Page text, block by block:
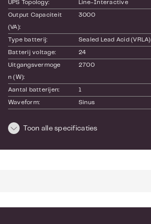
UPS Topology: Line-Interactive
Output Capaciteit
(VA):
3000
Type batterij: Sealed Lead Acid (VRLA)
Batterij voltage: 24
Uitgangsvermoge
n (W):
2700
Aantal batterijen: 1
Waveform: Sinus
Output Voltage: 230 V
Toon alle specificaties